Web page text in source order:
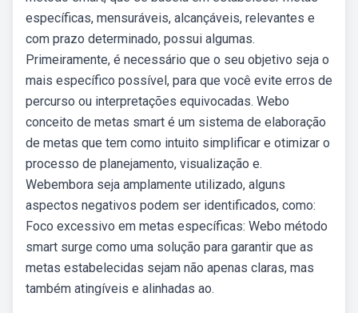
específicas, mensuráveis, alcançáveis, relevantes e
com prazo determinado, possui algumas.
Primeiramente, é necessário que o seu objetivo seja o
mais específico possível, para que você evite erros de
percurso ou interpretações equivocadas. Webo
conceito de metas smart é um sistema de elaboração
de metas que tem como intuito simplificar e otimizar o
processo de planejamento, visualização e.
Webembora seja amplamente utilizado, alguns
aspectos negativos podem ser identificados, como:
Foco excessivo em metas específicas: Webo método
smart surge como uma solução para garantir que as
metas estabelecidas sejam não apenas claras, mas
também atingíveis e alinhadas ao.